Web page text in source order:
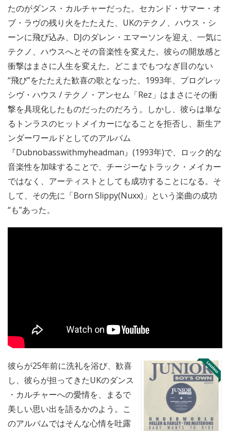
たのがダンス・カルチャーだった。セカンド・サマー・オ
ブ・ラヴの残り火をたたえた、UKのテクノ、ハウス・シ
ーンに飛び込み、DJのダレン・エマーソンを迎え、一気に
テクノ、ハウスへとその音楽性を変えた。彼らの開放感と
衝撃はまさに人生を変えた。どこまでもつなぎ目のない
“飛び”をたたえた歓喜の歌となった、1993年、プログレッ
シヴ・ハウス / テクノ・アンセム「Rez」はまさにその衝
撃を具現化したものだったのだろう。しかし、彼らは単な
るトンラスのヒットメイカーになることを拒否し、新生ア
ンダーワールドとしてのアルバム
『Dubnobasswithmyheadman』(1993年)で、ロック的な
音楽性を加味することで、チージーなトラック・メイカー
ではなく、アーティストとしても成功することになる。そ
して、その先に「Born Slippy(Nuxx)」という楽曲の成功
“も”あった。
彼らが25年前に洗礼を浴び、歓喜
し、彼らが担ってきたUKのダンス
・カルチャーへの愛情を、まるで
美しい思い出を語るかのよう。こ
のアルバムではそんな心情を吐露